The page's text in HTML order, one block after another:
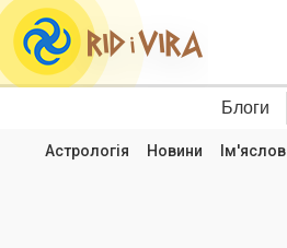
Блоги
Астрологія Новини Ім'яслов